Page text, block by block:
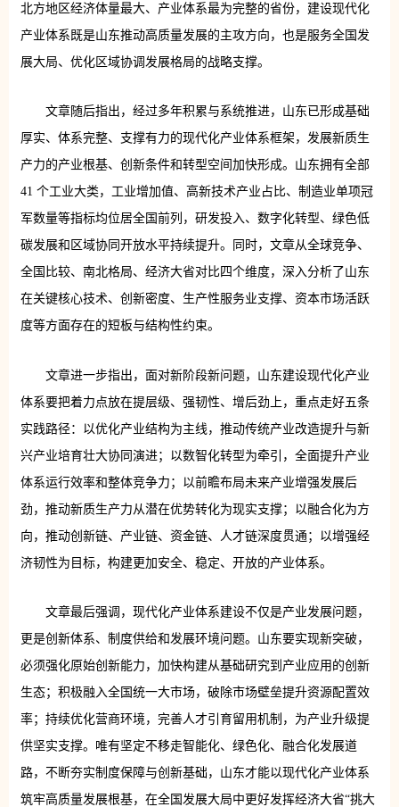
北方地区经济体量最大、产业体系最为完整的省份，建设现代化
产业体系既是山东推动高质量发展的主攻方向，也是服务全国发
展大局、优化区域协调发展格局的战略支撑。
文章随后指出，经过多年积累与系统推进，山东已形成基础
厚实、体系完整、支撑有力的现代化产业体系框架，发展新质生
产力的产业根基、创新条件和转型空间加快形成。山东拥有全部
41 个工业大类，工业增加值、高新技术产业占比、制造业单项冠
军数量等指标均位居全国前列，研发投入、数字化转型、绿色低
碳发展和区域协同开放水平持续提升。同时，文章从全球竞争、
全国比较、南北格局、经济大省对比四个维度，深入分析了山东
在关键核心技术、创新密度、生产性服务业支撑、资本市场活跃
度等方面存在的短板与结构性约束。
文章进一步指出，面对新阶段新问题，山东建设现代化产业
体系要把着力点放在提层级、强韧性、增后劲上，重点走好五条
实践路径：以优化产业结构为主线，推动传统产业改造提升与新
兴产业培育壮大协同演进；以数智化转型为牵引，全面提升产业
体系运行效率和整体竞争力；以前瞻布局未来产业增强发展后
劲，推动新质生产力从潜在优势转化为现实支撑；以融合化为方
向，推动创新链、产业链、资金链、人才链深度贯通；以增强经
济韧性为目标，构建更加安全、稳定、开放的产业体系。
文章最后强调，现代化产业体系建设不仅是产业发展问题，
更是创新体系、制度供给和发展环境问题。山东要实现新突破，
必须强化原始创新能力，加快构建从基础研究到产业应用的创新
生态；积极融入全国统一大市场，破除市场壁垒提升资源配置效
率；持续优化营商环境，完善人才引育留用机制，为产业升级提
供坚实支撑。唯有坚定不移走智能化、绿色化、融合化发展道
路，不断夯实制度保障与创新基础，山东才能以现代化产业体系
筑牢高质量发展根基，在全国发展大局中更好发挥经济大省“挑大